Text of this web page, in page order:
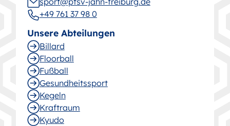
+49 761 37 98 0
Unsere Abteilungen
Billard
Floorball
Fußball
Gesund­heitssport
Kegeln
Kraftraum
Kyudo